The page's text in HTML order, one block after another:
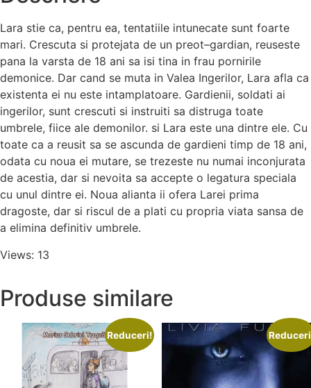
Lara stie ca, pentru ea, tentatiile intunecate sunt foarte
mari. Crescuta si protejata de un preot–gardian, reuseste
pana la varsta de 18 ani sa isi tina in frau pornirile
demonice. Dar cand se muta in Valea Ingerilor, Lara afla ca
existenta ei nu este intamplatoare. Gardienii, soldati ai
ingerilor, sunt crescuti si instruiti sa distruga toate
umbrele, fiice ale demonilor. si Lara este una dintre ele. Cu
toate ca a reusit sa se ascunda de gardieni timp de 18 ani,
odata cu noua ei mutare, se trezeste nu numai inconjurata
de acestia, dar si nevoita sa accepte o legatura speciala
cu unul dintre ei. Noua alianta ii ofera Larei prima
dragoste, dar si riscul de a plati cu propria viata sansa de
a elimina definitiv umbrele.
Views: 13
Produse similare
Reduceri!